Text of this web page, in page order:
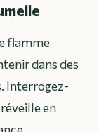
flamme
dans des
Interrogez-
en